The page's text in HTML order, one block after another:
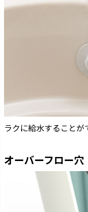
ラクに給水することが
オーバーフロー穴